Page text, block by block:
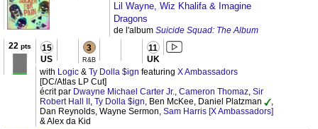
Lil Wayne, Wiz Khalifa & Imagine
Dragons
de l'album Suicide Squad: The Album
22 pts 15
US
3
R&B
11
UK
with Logic & Ty Dolla $ign featuring X Ambassadors
[DC/Atlas LP Cut]
écrit par Dwayne Michael Carter Jr., Cameron Thomaz, Sir
Robert Hall II , Ty Dolla $ign, Ben McKee, Daniel Platzman
,
Dan Reynolds, Wayne Sermon, Sam Harris [X Ambassadors]
& Alex da Kid